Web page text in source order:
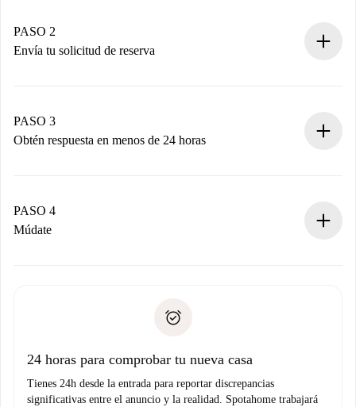
Tienes toda la información necesaria por adelantado.
PASO 2
Envía tu solicitud de reserva
propietario acepte.
PASO 3
Obtén respuesta en menos de 24 horas
contacto con el propietario.
Si es rechazada: No te haremos ningún cargo y te
Prueba de solvencia
PASO 4
Múdate
no nos comunicas ningún problema.
24 horas para comprobar tu nueva casa
Tienes 24h desde la entrada para reportar discrepancias
significativas entre el anuncio y la realidad. Spotahome trabajará